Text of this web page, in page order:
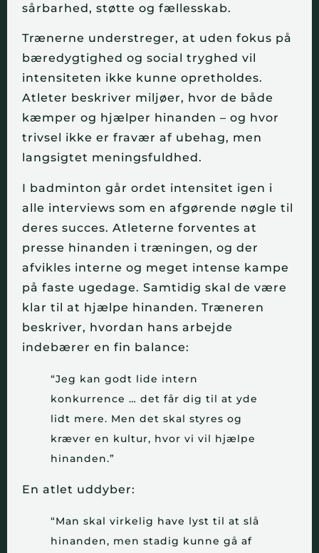
sårbarhed, støtte og fællesskab.
Trænerne understreger, at uden fokus på
bæredygtighed og social tryghed vil
intensiteten ikke kunne opretholdes.
Atleter beskriver miljøer, hvor de både
kæmper og hjælper hinanden – og hvor
trivsel ikke er fravær af ubehag, men
langsigtet meningsfuldhed.
I badminton går ordet intensitet igen i
alle interviews som en afgørende nøgle til
deres succes. Atleterne forventes at
presse hinanden i træningen, og der
afvikles interne og meget intense kampe
på faste ugedage. Samtidig skal de være
klar til at hjælpe hinanden. Træneren
beskriver, hvordan hans arbejde
indebærer en fin balance:
“Jeg kan godt lide intern
konkurrence … det får dig til at yde
lidt mere. Men det skal styres og
kræver en kultur, hvor vi vil hjælpe
hinanden.”
En atlet uddyber:
“Man skal virkelig have lyst til at slå
hinanden, men stadig kunne gå af